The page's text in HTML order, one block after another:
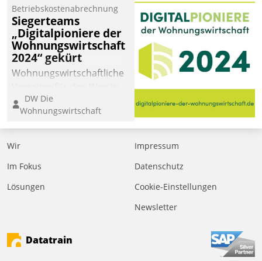
Betriebskostenabrechnung
Siegerteams
„Digitalpioniere der
Wohnungswirtschaft
2024“ gekürt
Wohnungswirtschaftliche
eine digitale Zukunft zu
finden, ist das Ziel des
Awards „Digitalpioniere
der
Bewerben können sich
dafür ein Team
DW Die
Wohnungswirtschaft
Wir
Im Fokus
Lösungen
Impressum
Datenschutz
Cookie-Einstellungen
Newsletter
Datatrain